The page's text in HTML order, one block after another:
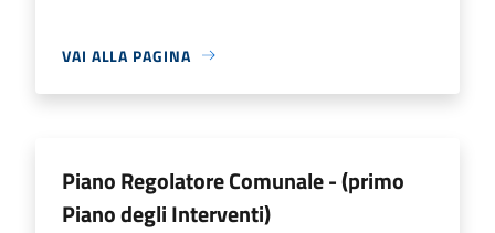
VAI ALLA PAGINA
Piano Regolatore Comunale - (primo
Piano degli Interventi)